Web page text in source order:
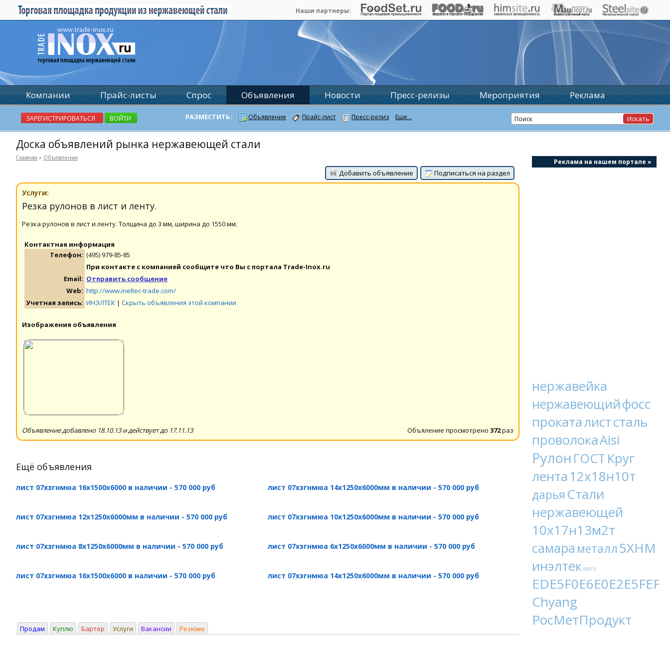
Реклама на нашем портале »
нержавейка
нержавеющийфосс
прокаталистсталь
проволокаAisi
Рулон ГОСТ Круг
лента12х18н10т
дарья Стали
нержавеющей
10х17н13м2т
самара металл5ХНМ
инэлтек 08Х13
Chyang
РосМетПродукт
Доска объявлений рынка нержавеющей стали
Главная » Объявления
Добавить объявление Подписаться на раздел
Услуги:
Резка рулонов в лист и ленту.
Резка рулонов в лист и ленту. Толщина до 3 мм, ширина до 1550 мм.
Контактная информация
Телефон: (495) 979-85-85
При контакте с компанией сообщите что Вы с портала Trade-Inox.ru
Email: Отправить сообщение
Web: http://www.ineltec-trade.com/
Учетная запись: ИНЭЛТЕК | Скрыть объявления этой компании
Изображения объявления
Объяление просмотрено 372раз
Объявление добавлено 18.10.13 и действует до 17.11.13
Ещё объявления
лист 07хзгнмюа 16х1500х6000 в наличии - 570 000 руб лист 07хзгнмюа 14х1250х6000мм в наличии - 570 000 руб
лист 07хзгнмюа 12х1250х6000мм в наличии - 570 000 руб лист 07хзгнмюа 10х1250х6000мм в наличии - 570 000 руб
лист 07хзгнмюа 8х1250х6000мм в наличии - 570 000 руб лист 07хзгнмюа 6х1250х6000мм в наличии - 570 000 руб
лист 07хзгнмюа 16х1500х6000 в наличии - 570 000 руб лист 07хзгнмюа 14х1250х6000мм в наличии - 570 000 руб
Продам Куплю Бартер Услуги Вакансии Резюме
Наши партнеры:
Компании Прайс-листы Спрос Объявления Новости Пресс-релизы Мероприятия Реклама
ЗАРЕГИСТРИРОВАТЬСЯ ВОЙТИ РАЗМЕСТИТЬ: Объявление Прайс-лист Пресс-релиз Еще...